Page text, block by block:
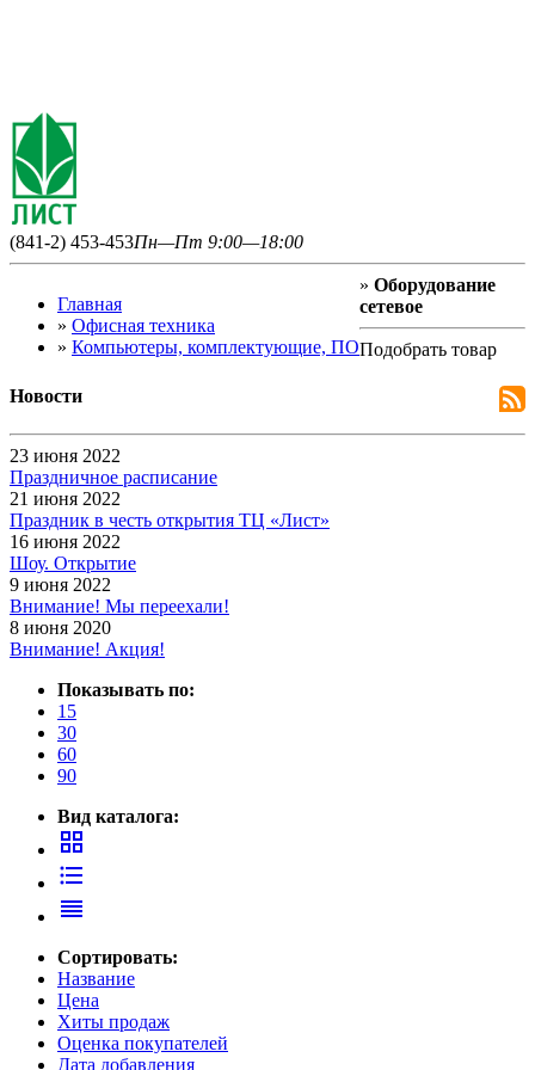
(841-2) 453-453Пн—Пт 9:00—18:00
Главная
» Офисная техника
» Компьютеры, комплектующие, ПО
» Оборудование
сетевое
Подобрать товар
Новости
23 июня 2022
Праздничное расписание
21 июня 2022
Праздник в честь открытия ТЦ «Лист»
16 июня 2022
Шоу. Открытие
9 июня 2022
Внимание! Мы переехали!
8 июня 2020
Внимание! Акция!
Показывать по:
15
30
60
90
Вид каталога:
grid_view
format_list_bulleted
reorder
Сортировать:
Название
Цена
Хиты продаж
Оценка покупателей
Дата добавления